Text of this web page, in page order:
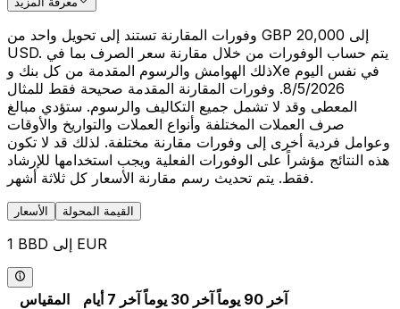
وفورات المقارنة تستند إلى تحويل واحد من GBP 20,000 إلى
USD. يتم حساب الوفورات من خلال مقارنة سعر الصرف بما في
ذلك الهوامش والرسوم المقدمة من كل بنك وXe في نفس اليوم
8/5/2026. وفورات المقارنة المقدمة صحيحة فقط للمثال
المعطى وقد لا تشمل جميع التكاليف والرسوم. ستؤدي مبالغ
صرف العملات المختلفة وأنواع العملات والتواريخ والأوقات
وعوامل فردية أخرى إلى وفورات مقارنة مختلفة. لذلك قد لا تكون
هذه النتائج مؤشراً على الوفورات الفعلية ويجب استخدامها للإرشاد
فقط. يتم تحديث رسم مقارنة الأسعار كل ثلاثة أشهر.
الأسعار القيمة المحولة
1 BBD إلى EUR
المقياس آخر 7 أيام آخر 30 يوماً
آخر 90 يوماً